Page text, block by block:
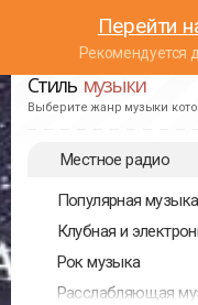
Перейти
Рекомендуется
Стиль музыки
Выберите жанр музыки
Местное радио
Популярная музыка
Клубная и
Рок музыка
Расслабляющая